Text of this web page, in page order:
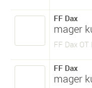
FF Dax
mager
FF Dax
FF Dax
mager